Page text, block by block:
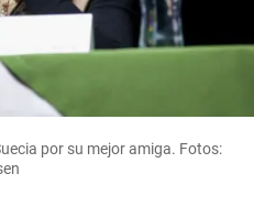
por su mejor amiga. Fotos: